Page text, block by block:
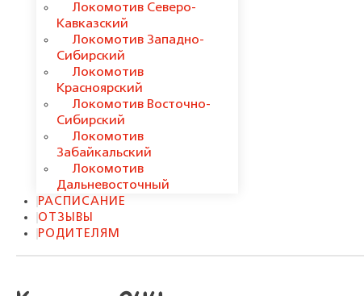
Локомотив Северо-
Кавказский
Локомотив Западно-
Сибирский
Локомотив
Красноярский
Локомотив Восточно-
Сибирский
Локомотив
Забайкальский
Локомотив
Дальневосточный
РАСПИСАНИЕ
ОТЗЫВЫ
РОДИТЕЛЯМ